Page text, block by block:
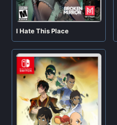
I Hate This Place